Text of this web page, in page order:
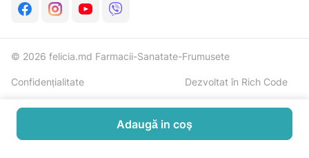
© 2026 felicia.md Farmacii-Sanatate-Frumusete
Confidențialitate Dezvoltat în Rich Code
Adaugă in coş